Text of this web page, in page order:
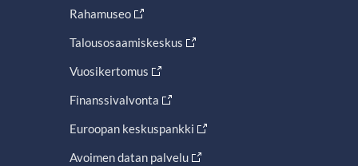
Rahamuseo
Talousosaamiskeskus
Vuosikertomus
Finanssivalvonta
Euroopan keskuspankki
Avoimen datan palvelu